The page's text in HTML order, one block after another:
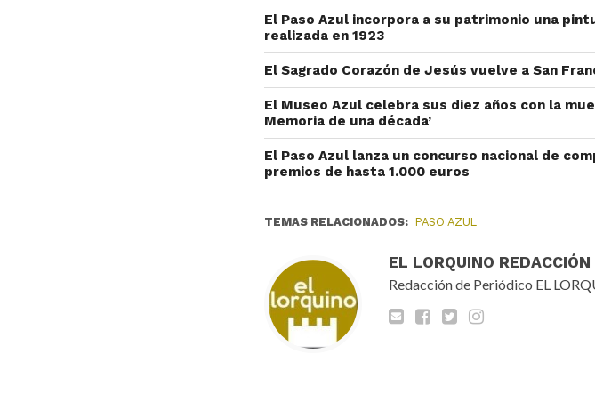
El Paso Azul incorpora a su patrimonio una
realizada en 1923
El Sagrado Corazón de Jesús vuelve a San
El Museo Azul celebra sus diez años con la
Memoria de una década’
El Paso Azul lanza un concurso nacional de
premios de hasta 1.000 euros
TEMAS RELACIONADOS: PASO AZUL
EL LORQUINO REDACCIÓN
Redacción de Periódico EL